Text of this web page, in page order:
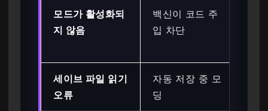
모드가 활성화되
지 않음
백신이 코드 주
입 차단
세이브 파일 읽기
오류
자동 저장 중 모
딩